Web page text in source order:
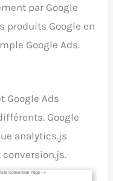
par Google
produits Google en
Google Ads.
Google Ads
Google
analytics.js